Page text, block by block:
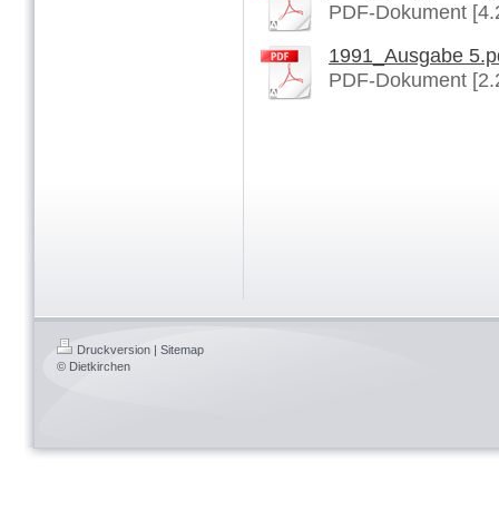
PDF-Dokument
1991_Ausgabe
PDF-Dokument
Druckversion | Sitemap
© Dietkirchen